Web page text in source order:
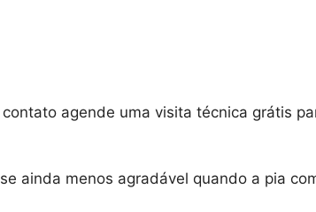
agende uma visita técnica grátis
ainda menos agradável quando a pia